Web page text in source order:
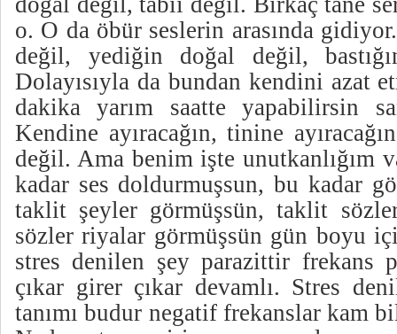
o. O da öbür seslerin arasında
değil, yediğin doğal değil,
Dolayısıyla da bundan kendini azat
dakika yarım saatte yapabilirsin
Kendine ayıracağın, tinine
değil. Ama benim işte unutkanlığım
kadar ses doldurmuşsun, bu kadar
taklit şeyler görmüşsün, taklit
sözler riyalar görmüşsün gün boyu
stres denilen şey parazittir frekans
çıkar girer çıkar devamlı. Stres
tanımı budur negatif frekanslar kam